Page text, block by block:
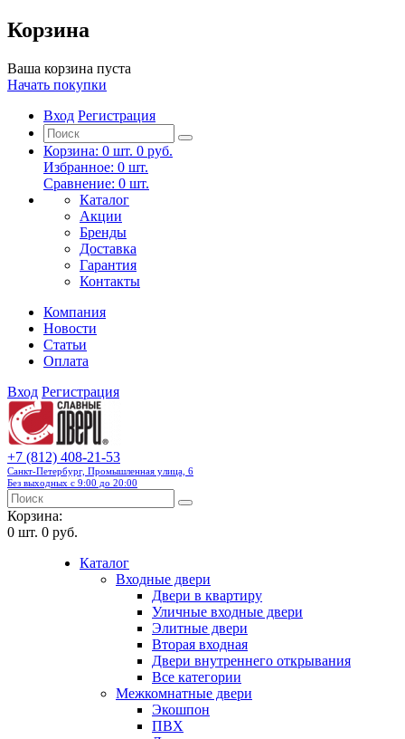
Корзина
Ваша корзина пуста
Начать покупки
Вход Регистрация
Корзина: 0 шт. 0 руб.
Избранное: 0 шт.
Сравнение: 0 шт.
Каталог
Акции
Бренды
Доставка
Гарантия
Контакты
Компания
Новости
Статьи
Оплата
Вход Регистрация
+7 (812) 408-21-53
Санкт-Петербург, Промышленная улица, 6
Без выходных с 9:00 до 20:00
Корзина:
0 шт. 0 руб.
Каталог
Входные двери
Двери в квартиру
Уличные входные двери
Элитные двери
Вторая входная
Двери внутреннего открывания
Все категории
Межкомнатные двери
Экошпон
ПВХ